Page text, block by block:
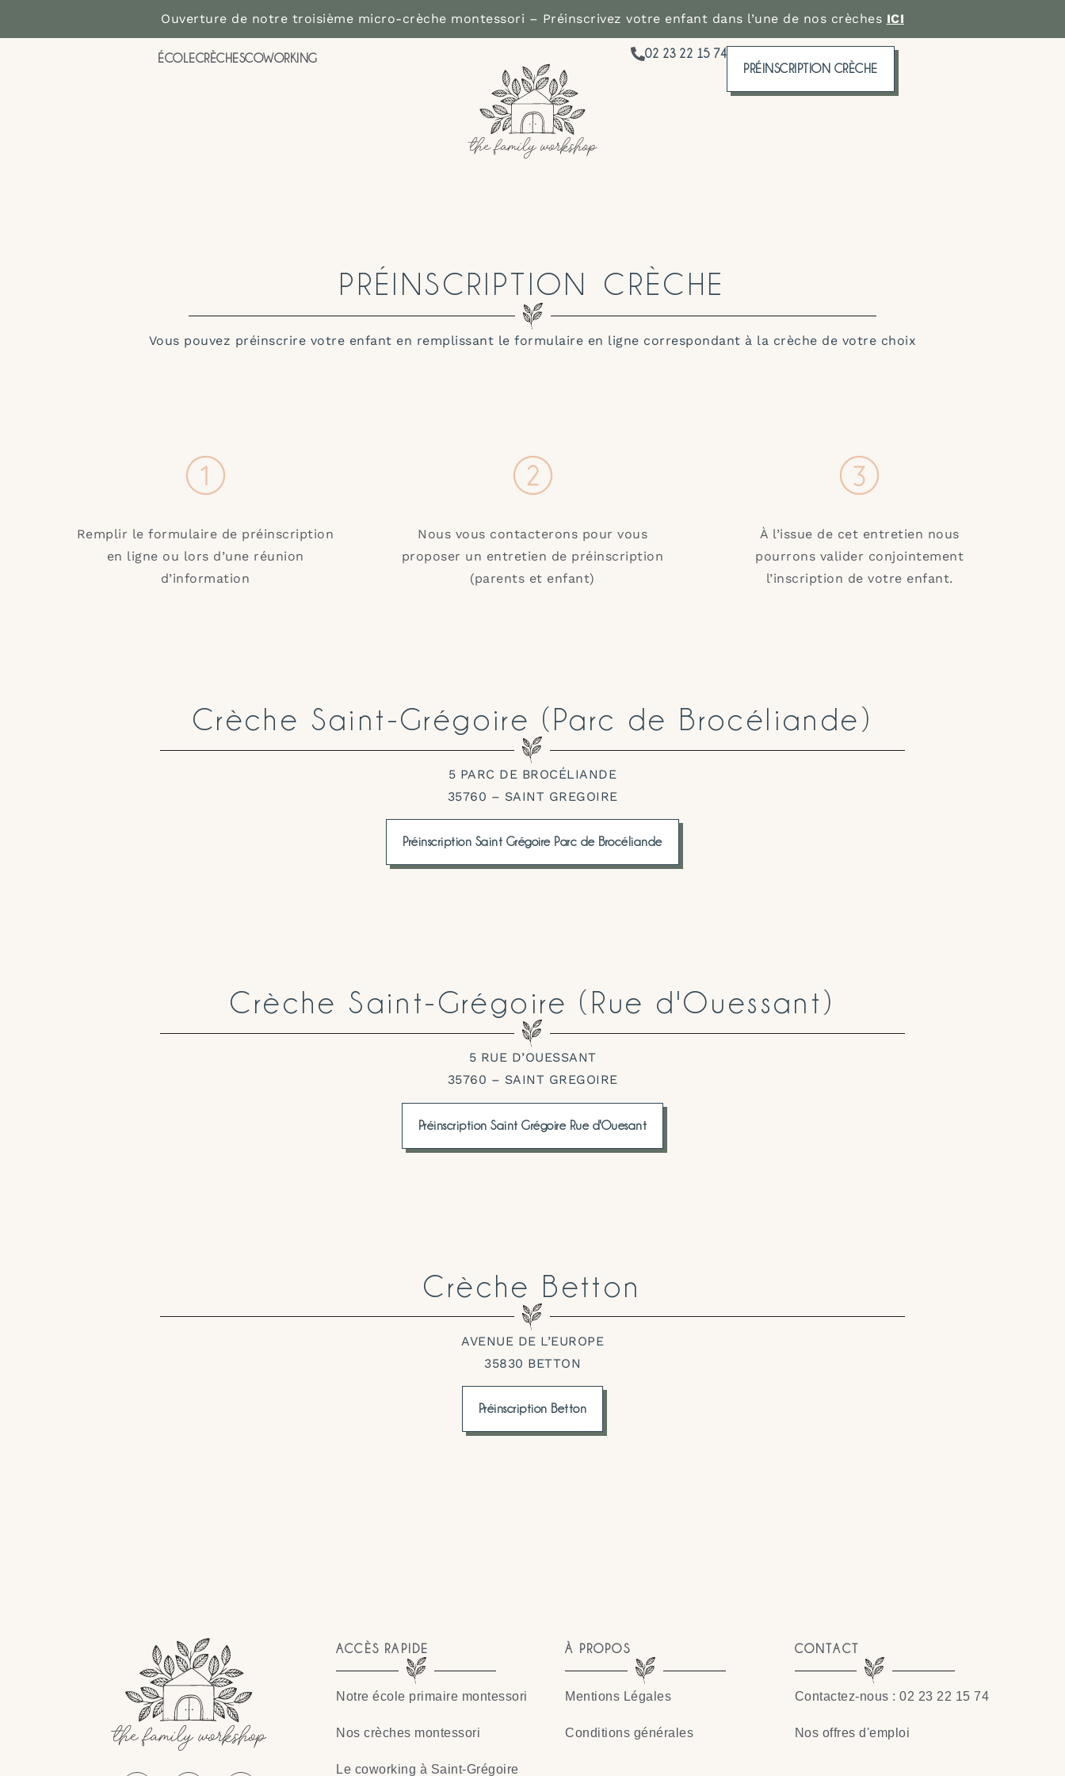
Ouverture de notre troisième micro-crèche montessori – Préinscrivez votre enfant dans l’une de nos crèches ICI
ÉCOLECRÈCHESCOWORKING
02 23 22 15 74
PRÉINSCRIPTION CRÈCHE
PRÉINSCRIPTION CRÈCHE
Vous pouvez préinscrire votre enfant en remplissant le formulaire en ligne correspondant à la crèche de votre choix
Remplir le formulaire de préinscription
en ligne ou lors d’une réunion
d’information
Nous vous contacterons pour vous
proposer un entretien de préinscription
(parents et enfant)
À l’issue de cet entretien nous
pourrons valider conjointement
l’inscription de votre enfant.
Crèche Saint-Grégoire (Parc de Brocéliande)
5 PARC DE BROCÉLIANDE
35760 – SAINT GREGOIRE
Préinscription Saint Grégoire Parc de Brocéliande
Crèche Saint-Grégoire (Rue d'Ouessant)
5 RUE D’OUESSANT
35760 – SAINT GREGOIRE
Préinscription Saint Grégoire Rue d'Ouesant
Crèche Betton
AVENUE DE L’EUROPE
35830 BETTON
Préinscription Betton
ACCÈS RAPIDE
Notre école primaire montessori
Nos crèches montessori
Le coworking à Saint-Grégoire
À PROPOS
Mentions Légales
Conditions générales
CONTACT
Contactez-nous : 02 23 22 15 74
Nos offres d'emploi